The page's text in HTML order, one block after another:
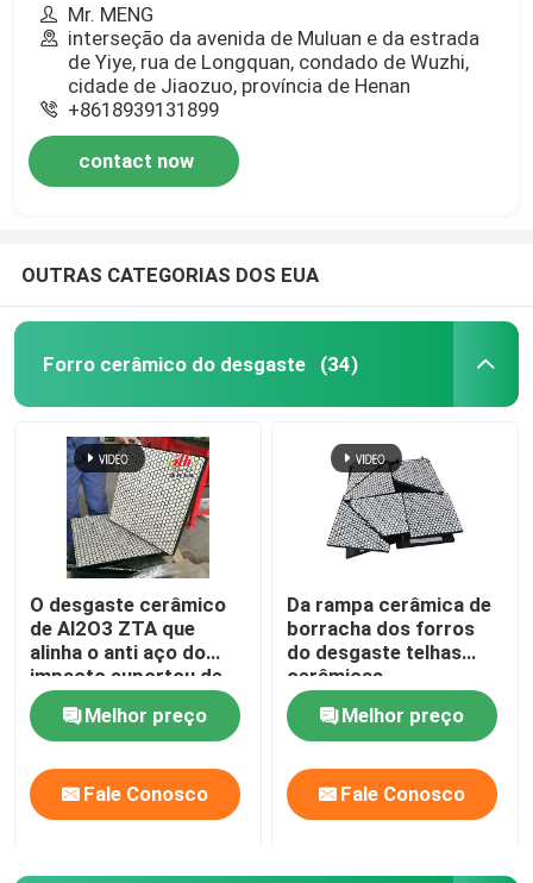
Mr. MENG
interseção da avenida de Muluan e da estrada
de Yiye, rua de Longquan, condado de Wuzhi,
cidade de Jiaozuo, província de Henan
+8618939131899
contact now
OUTRAS CATEGORIAS DOS EUA
Forro cerâmico do desgaste (34)
O desgaste cerâmico
de Al2O3 ZTA que
alinha o anti aço do
impacto suportou de
borracha
Melhor preço
Fale Conosco
Da rampa cerâmica de
borracha dos forros
do desgaste telhas
cerâmicas
personalizadas do
desgasteMelhor preço
Fale Conosco